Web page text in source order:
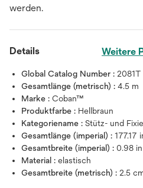
werden.
Details Weitere
Global Catalog Number : 2081T
Gesamtlänge (metrisch) : 4.5 m
Marke : Coban™
Produktfarbe : Hellbraun
Kategoriename : Stütz- und
Gesamtlänge (imperial) : 177.17
Gesamtbreite (imperial) : 0.98 in
Material : elastisch
Gesamtbreite (metrisch) : 2.5